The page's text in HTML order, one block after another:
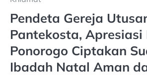
Pendeta Gereja
Pantekosta, Apresiasi
Ponorogo Ciptakan
Ibadah Natal Aman